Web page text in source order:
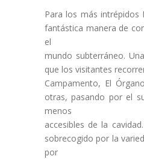
Para los más intrépidos
fantástica manera de
el
mundo subterráneo.
que los visitantes
Campamento, El
otras, pasando por el
menos
accesibles de la
sobrecogido por la
por